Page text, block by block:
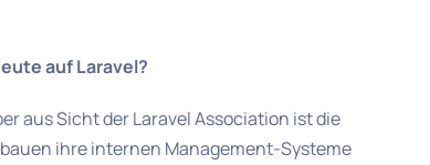
auf Laravel?
aus Sicht der Laravel Association ist die
ihre internen Management-Systeme